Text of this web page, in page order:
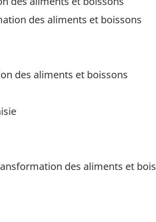
des aliments et boissons
des aliments et boissons
des aliments et